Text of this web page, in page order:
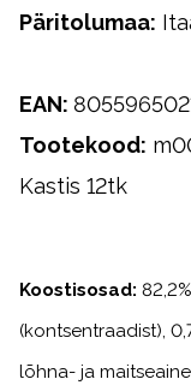
Päritolumaa:
EAN:
Tootekood:
Kastis 12tk
Koostisosad:
(kontsentraadist),
lõhna- ja